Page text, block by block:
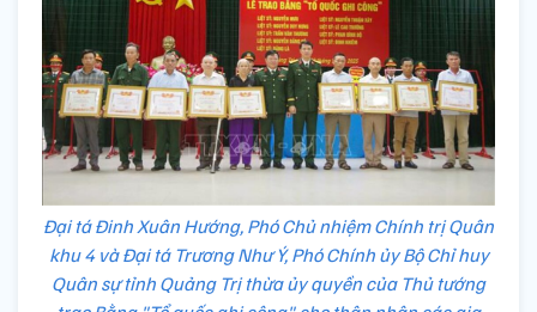
Đại tá Đinh Xuân Hướng, Phó Chủ nhiệm Chính trị Quân
khu 4 và Đại tá Trương Như Ý, Phó Chính ủy Bộ Chỉ huy
Quân sự tỉnh Quảng Trị thừa ủy quyền của Thủ tướng